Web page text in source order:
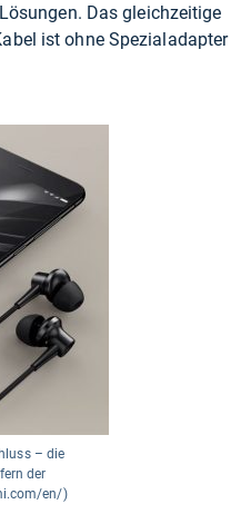
Das gleichzeitige
ist ohne Spezialadapter
– die
der
en/)